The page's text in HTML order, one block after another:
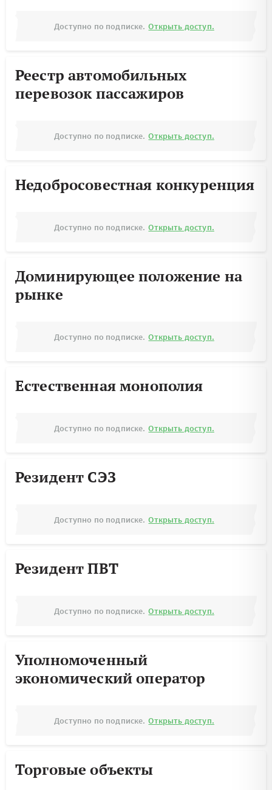
Доступно по подписке. Открыть доступ.
Реестр автомобильных
перевозок пассажиров
Доступно по подписке. Открыть доступ.
Недобросовестная конкуренция
Доступно по подписке. Открыть доступ.
Доминирующее положение на
рынке
Доступно по подписке. Открыть доступ.
Естественная монополия
Доступно по подписке. Открыть доступ.
Резидент СЭЗ
Доступно по подписке. Открыть доступ.
Резидент ПВТ
Доступно по подписке. Открыть доступ.
Уполномоченный
экономический оператор
Доступно по подписке. Открыть доступ.
Торговые объекты